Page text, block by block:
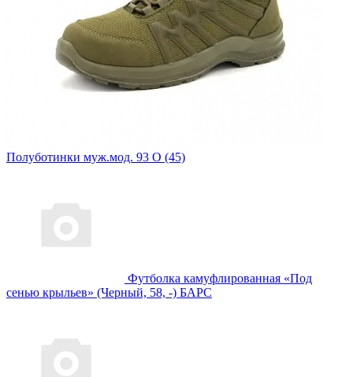
Полуботинки муж.мод. 93 О (45)
Футболка камуфлированная «Под
сенью крыльев» (Черный, 58, -) БАРС